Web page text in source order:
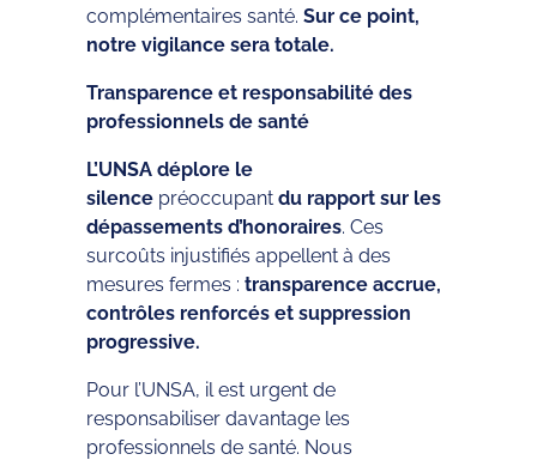
complémentaires santé. Sur ce point,
notre vigilance sera totale.
Transparence et responsabilité des
professionnels de santé
L’UNSA déplore le
silence préoccupant du rapport sur les
dépassements d’honoraires. Ces
surcoûts injustifiés appellent à des
mesures fermes : transparence accrue,
contrôles renforcés et suppression
progressive.
Pour l’UNSA, il est urgent de
responsabiliser davantage les
professionnels de santé. Nous